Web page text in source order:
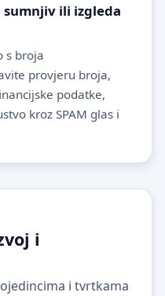
ili izgleda
s broja
provjeru broja,
podatke,
kroz SPAM glas i
i
i tvrtkama